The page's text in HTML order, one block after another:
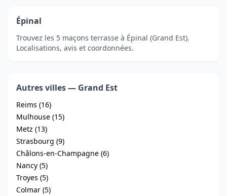
Épinal
Trouvez les 5 maçons terrasse à Épinal (Grand Est).
Localisations, avis et coordonnées.
Autres villes — Grand Est
Reims (16)
Mulhouse (15)
Metz (13)
Strasbourg (9)
Châlons-en-Champagne (6)
Nancy (5)
Troyes (5)
Colmar (5)